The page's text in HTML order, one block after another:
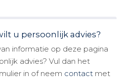
u persoonlijk advies?
informatie op deze pagina
advies? Vul dan het
in of neem contact met